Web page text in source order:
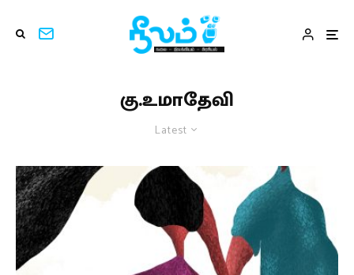
கு.உமாதேவி
Latest